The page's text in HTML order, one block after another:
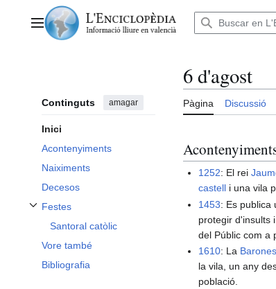
contingutMenú principal
Continguts amagar
Inici
Acontenyiments
Naiximents
Decesos
Festes
Alternar subsecció Festes
Santoral catòlic
Vore també
Bibliografia
6 d'agost
Pàgina Discussió
1252: El rei
castell i una vila
1453: Es publica
protegir d'insults
del Públic com a
1610: La
la vila, un any
població.